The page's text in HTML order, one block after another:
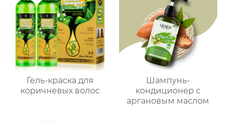
Гель-краска для
коричневых волос
Шампунь-
кондиционер с
аргановым маслом